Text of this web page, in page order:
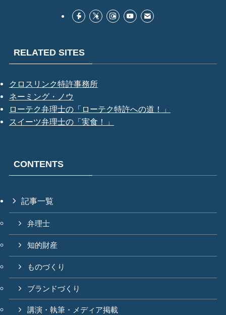
RELATED SITES
クロスリンク特許事務所
ネーミング・ノウ
ローテク弁理士の「ローテク特許への道！」
スイーツ弁理士の「実食！」
CONTENTS
記事一覧
弁理士
知的財産
ものづくり
ブランドづくり
講演・執筆・メディア掲載